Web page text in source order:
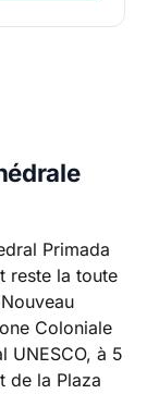
Primada
reste la toute
Coloniale
UNESCO, à 5
de la Plaza